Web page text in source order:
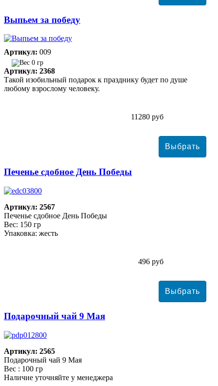
Выпьем за победу
Артикул: 009
0 гр
Артикул: 2368
Такой изобильный подарок к празднику будет по душе
любому взрослому человеку.
11280 руб
Печенье сдобное День Победы
Артикул: 2567
Печенье сдобное День Победы
Вес: 150 гр
Упаковка: жесть
496 руб
Подарочный чай 9 Мая
Артикул: 2565
Подарочный чай 9 Мая
Вес : 100 гр
Наличие уточняйте у менеджера